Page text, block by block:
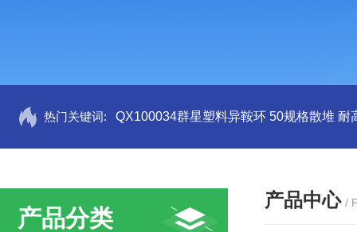
热门关键词: QX100034群星塑料异鞍环 50规格散堆 耐
产品分类
产品中心 /